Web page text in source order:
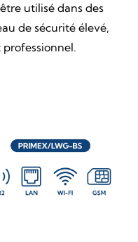
utilisé dans des
de sécurité élevé,